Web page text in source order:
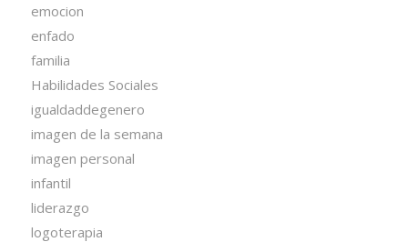
emocion
enfado
familia
Habilidades Sociales
igualdaddegenero
imagen de la semana
imagen personal
infantil
liderazgo
logoterapia